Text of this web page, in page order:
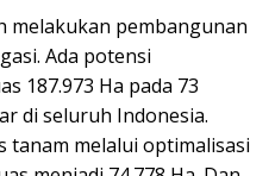
melakukan pembangunan
Ada potensi
187.973 Ha pada 73
di seluruh Indonesia.
tanam melalui optimalisasi